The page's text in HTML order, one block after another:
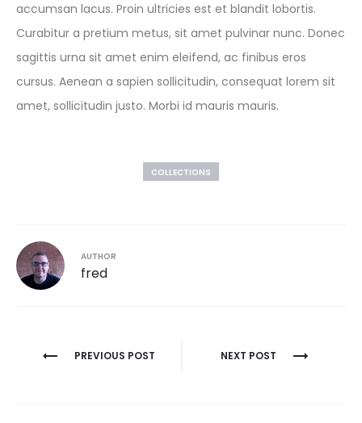
accumsan lacus. Proin ultricies est et blandit lobortis.
Curabitur a pretium metus, sit amet pulvinar nunc. Donec
sagittis urna sit amet enim eleifend, ac finibus eros
cursus. Aenean a sapien sollicitudin, consequat lorem sit
amet, sollicitudin justo. Morbi id mauris mauris.
COLLECTIONS
AUTHOR
fred
Post
PREVIOUS POST NEXT POST